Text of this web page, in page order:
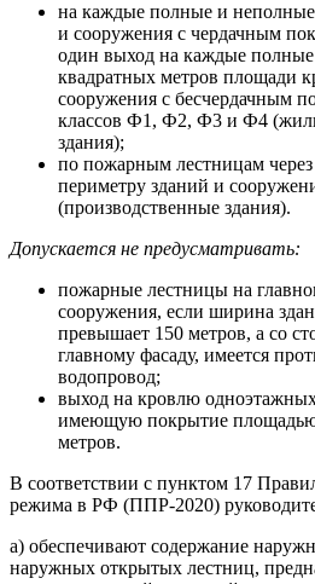
на каждые полные и
и сооружения с чердачным
один выход на каждые
квадратных метров площади
сооружения с бесчердачным
классов Ф1, Ф2, Ф3 и Ф4
здания);
по пожарным лестницам
периметру зданий и
(производственные здания).
Допускается не предусматривать:
пожарные лестницы на
сооружения, если ширина
превышает 150 метров, а со
главному фасаду, имеется
водопровод;
выход на кровлю
имеющую покрытие площадью
метров.
В соответствии с пунктом 17
режима в РФ (ППР-2020)
а) обеспечивают содержание
наружных открытых лестниц,